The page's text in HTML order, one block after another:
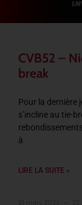
CVB52 –
break
Pour la dernière
s’incline au tie-
à
LIRE LA SUITE »